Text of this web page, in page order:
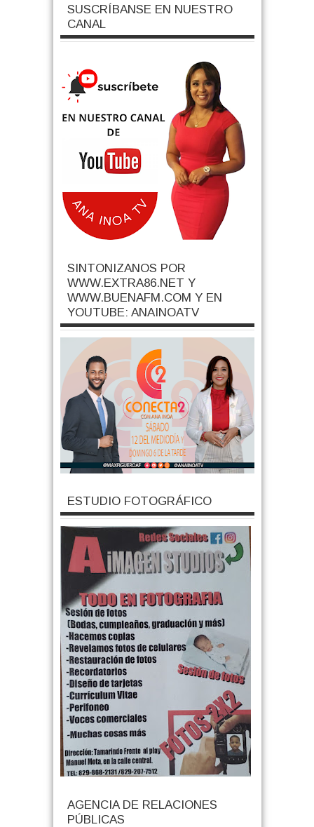
SUSCRÍBANSE EN NUESTRO
CANAL
SINTONIZANOS POR
WWW.EXTRA86.NET Y
WWW.BUENAFM.COM Y EN
YOUTUBE: ANAINOATV
ESTUDIO FOTOGRÁFICO
AGENCIA DE RELACIONES
PÚBLICAS